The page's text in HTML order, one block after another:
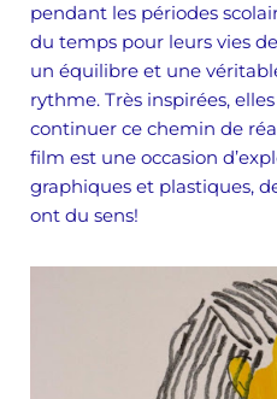
pendant les périodes
du temps pour leurs vies
un équilibre et une
rythme. Très inspirées,
continuer ce chemin de
film est une occasion
graphiques et plastiques,
ont du sens!